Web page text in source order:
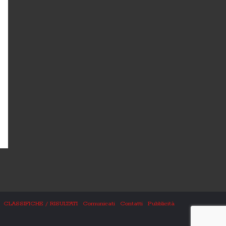
CLASSIFICHE / RISULTATI Comunicati Contatti Pubblicità